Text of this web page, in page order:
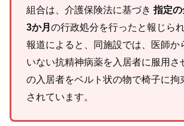
組合は、介護保険法に基づき 指定
3か月 の行政処分を行ったと報じられ
報道によると、同施設では、医師か
いない抗精神病薬を入居者に服用さ
の入居者をベルト状の物で椅子に拘
されています。